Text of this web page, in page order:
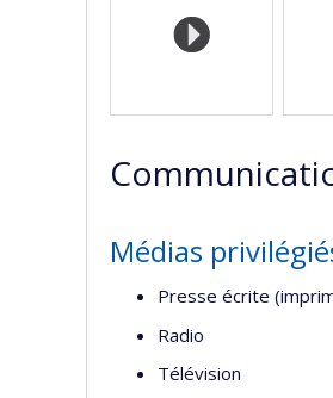
Médias
Presse écrite
Radio
Télévision